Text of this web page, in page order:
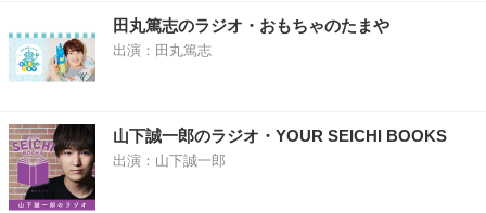
田丸篤志のラジオ・おもちゃのたまや
出演：田丸篤志
山下誠一郎のラジオ・YOUR SEICHI BOOKS
出演：山下誠一郎